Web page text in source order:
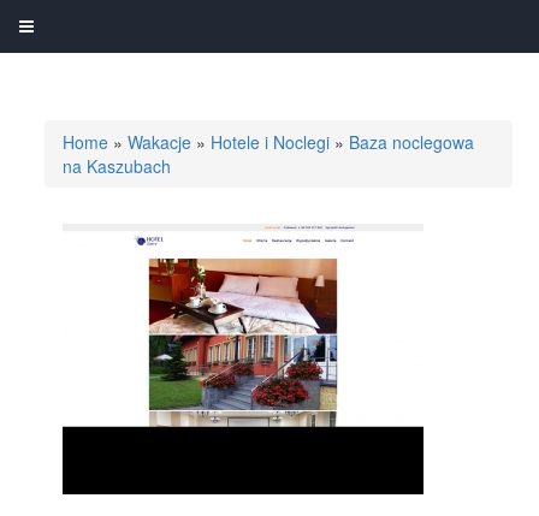
Home »Wakacje » Hotele i Noclegi » Baza noclegowa
na Kaszubach